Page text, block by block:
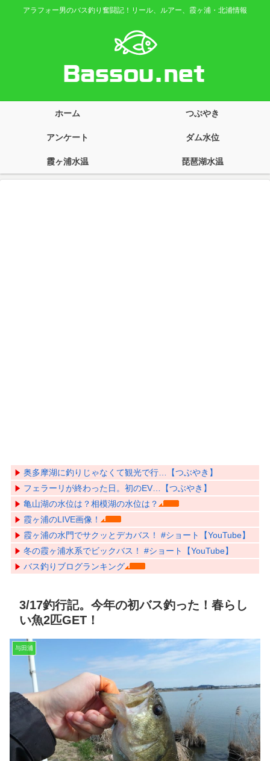
アラフォー男のバス釣り奮闘記！リール、ルアー、霞ヶ浦・北浦情報
ホーム つぶやき
アンケート ダム水位
霞ヶ浦水温 琵琶湖水温
奥多摩湖に釣りじゃなくて観光で行…【つぶやき】
フェラーリが終わった日。初のEV…【つぶやき】
亀山湖の水位は？相模湖の水位は？
霞ヶ浦のLIVE画像！
霞ヶ浦の水門でサクッとデカバス！ #ショート【YouTube】
冬の霞ヶ浦水系でビックバス！ #ショート【YouTube】
バス釣りブログランキング
3/17釣行記。今年の初バス釣った！春らし
い魚2匹GET！
与田浦